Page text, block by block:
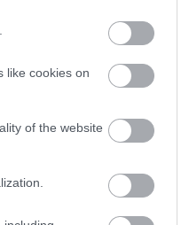
like cookies on
of the website
που «χτίζει»
καταγμάτων